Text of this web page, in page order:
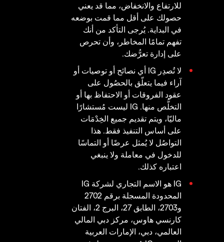
للارتفاع والانخفاض، مما قد يعني
حصولك على أقل مما قمت بوضعه
في البداية. يُرجى التأكد من أنك
تفهم تمامًا المخاطر، وأن تحرص
على إدارة تعرُّضك.
لا تُصدِر IG أي نصائح أو توصيات أو
آراء فيما يتعلّق بالحصُول على
عقود الفروقات أو الاحتفاظ بها أو
التخلُّص منها. IG ليست مُستشارًا
ماليّا، ويتم تقديم جميع الخِدْمَات
على أساس التنفيذ فقط. هذا
التواصُل لا يُمثل عرضًا أو التماسًا
للدخول في معاملة ولا ينبغي
اعتباره كذلك.
IG هو الاسم التجاري لشركة IG
المحدودة المسجلة برقم 2702
و2703، الطابق 27، البرج 2، الفتان
كارنسي هاوس، مركز دبي المالي
العالمي، دبي، الإمارات العربية